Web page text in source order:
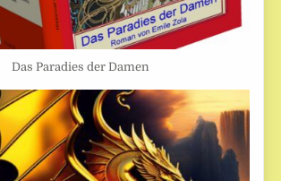
Das Paradies der Damen